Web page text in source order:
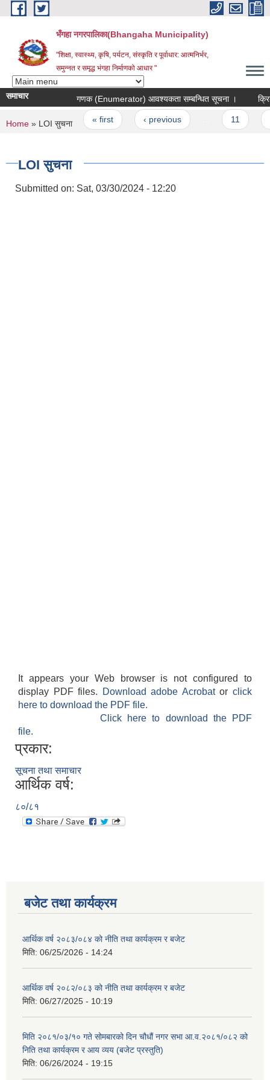
Skip to main content
भँगहा नगरपालिका(Bhangaha Municipality)
"शिक्षा, स्वास्थ्य, कृषि, पर्यटन, संस्कृति र पूर्वाधार: आत्मनिर्भर,
समुन्नत र समृद्ध भंगहा निर्माणको आधार "
समाचार गणक (Enumerator) आवश्यकता सम्बन्धित सूचना । क्रिकेट
Pages
« first ‹ previous
You are here
Home » LOI सुचना
LOI सुचना
Submitted on: Sat, 03/30/2024 - 12:20
It appears your Web browser is not configured to
display PDF files.
Download adobe Acrobatorclick
here to download the PDF file.
Click here to download the PDF
file.
प्रकार:
सूचना तथा समाचार
आर्थिक वर्ष:
८०/८१
बजेट तथा कार्यक्रम
आर्थिक वर्ष २०८३/०८४ को नीति तथा कार्यक्रम र बजेट
मिति: 06/25/2026 - 14:24
आर्थिक वर्ष २०८२/०८३ को नीति तथा कार्यक्रम र बजेट
मिति: 06/27/2025 - 10:19
मिति २०८१/०३/१० गते सोमबारको दिन चौधौं नगर सभा आ.व.२०८१/०८२ को
निति तथा कार्यक्रम र आय व्यय (बजेट प्रस्तुति)
मिति: 06/26/2024 - 19:15